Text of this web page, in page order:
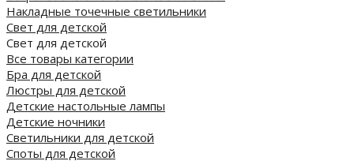
Накладные точечные светильники
Свет для детской
Свет для детской
Все товары категории
Бра для детской
Люстры для детской
Детские настольные лампы
Детские ночники
Светильники для детской
Споты для детской